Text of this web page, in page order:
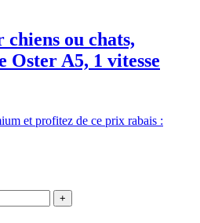
chiens ou chats,
Oster A5, 1 vitesse
et profitez de ce prix rabais :
+